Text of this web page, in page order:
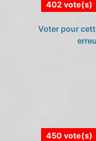
402 vote(s)
Voter pour
450 vote(s)